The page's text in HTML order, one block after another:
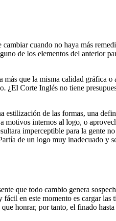
cuando no haya más
de los elementos del anterior
que la misma calidad gráfica
¿El Corte Inglés no tiene
estilización de las formas, una
motivos internos al logo, o
imperceptible para la gente
de un logo muy inadecuado y
que todo cambio genera
en este momento es cargar
honrar, por tanto, el finado